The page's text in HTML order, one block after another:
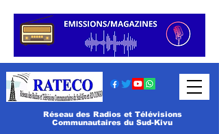
Réseau des Radios et Télévisions
Communautaires du Sud-Kivu